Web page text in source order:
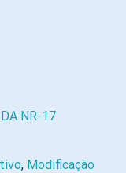
NR-17
, Modificação